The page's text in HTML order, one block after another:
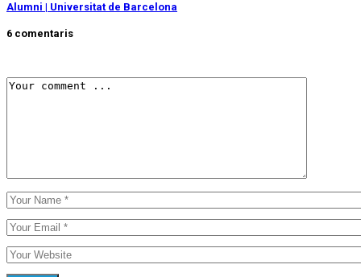
Alumni | Universitat de Barcelona
6 comentaris